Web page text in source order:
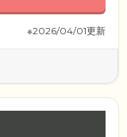
※2026/04/01更新